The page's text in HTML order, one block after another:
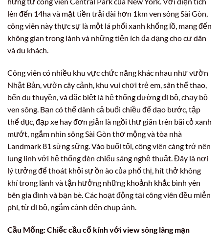
lên đến 14ha và mặt tiền trải dài hơn 1km ven sông Sài Gòn,
công viên này thực sự là một lá phổi xanh khổng lồ, mang đến
không gian trong lành và những tiện ích đa dạng cho cư dân
và du khách.
Công viên có nhiều khu vực chức năng khác nhau như vườn
Nhật Bản, vườn cây cảnh, khu vui chơi trẻ em, sân thể thao,
bến du thuyền, và đặc biệt là hệ thống đường đi bộ, chạy bộ
ven sông. Bạn có thể dành cả buổi chiều để dạo bước, tập
thể dục, đạp xe hay đơn giản là ngồi thư giãn trên bãi cỏ xanh
mướt, ngắm nhìn sông Sài Gòn thơ mộng và tòa nhà
Landmark 81 sừng sững. Vào buổi tối, công viên càng trở nên
lung linh với hệ thống đèn chiếu sáng nghệ thuật. Đây là nơi
lý tưởng để thoát khỏi sự ồn ào của phố thị, hít thở không
khí trong lành và tận hưởng những khoảnh khắc bình yên
bên gia đình và bạn bè. Các hoạt động tại công viên đều miễn
phí, từ đi bộ, ngắm cảnh đến chụp ảnh.
Cầu Mống: Chiếc cầu cổ kính với view sông lãng mạn